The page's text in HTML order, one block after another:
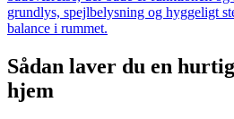
grundlys, spejlbelysning og hyggeligt
balance i rummet.
Sådan laver du en
hjem